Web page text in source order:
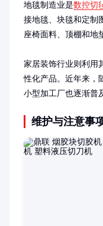
地毯制造业是数控切
接地毯、块毯和定制
座椅面料、顶棚和地
家居装饰行业则利用
性化产品。近年来，
小型加工厂也逐渐普
维护与注意事